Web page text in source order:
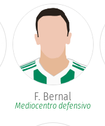
F. Bernal
Mediocentro defensivo